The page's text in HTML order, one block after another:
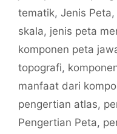
tematik, Jenis Peta,
skala, jenis peta
komponen peta
topografi,
manfaat dari
pengertian atlas,
Pengertian Peta,